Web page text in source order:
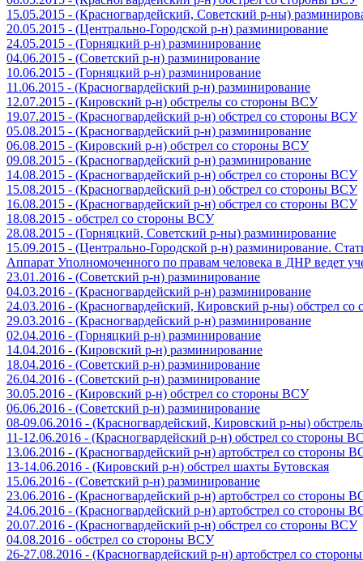
15.05.2015 - (Красногвардейский, Советский р-ны)
20.05.2015 - (Центрально-Городской р-н) разминирование
24.05.2015 - (Горняцкий р-н) разминирование
04.06.2015 - (Советский р-н) разминирование
10.06.2015 - (Горняцкий р-н) разминирование
11.06.2015 - (Красногвардейский р-н) разминирование
12.07.2015 - (Кировский р-н) обстрелы со стороны ВСУ
19.07.2015 - (Красногвардейский р-н) обстрел со стороны ВСУ
05.08.2015 - (Красногвардейский р-н) разминирование
06.08.2015 - (Кировский р-н) обстрел со стороны ВСУ
09.08.2015 - (Красногвардейский р-н) разминирование
14.08.2015 - (Красногвардейский р-н) обстрел со стороны ВСУ
15.08.2015 - (Красногвардейский р-н) обстрел со стороны ВСУ
16.08.2015 - (Красногвардейский р-н) обстрел со стороны ВСУ
18.08.2015 - обстрел со стороны ВСУ
28.08.2015 - (Горняцкий, Советский р-ны) разминирование
15.09.2015 - (Центрально-Городской р-н) разминирование.
Аппарат Уполномоченного по правам человека в ДНР ведет
23.01.2016 - (Советский р-н) разминирование
04.03.2016 - (Красногвардейский р-н) разминирование
24.03.2016 - (Красногвардейский, Кировский р-ны) обстрел
29.03.2016 - (Красногвардейский р-н) разминирование
02.04.2016 - (Горняцкий р-н) разминирование
14.04.2016 - (Кировский р-н) разминирование
18.04.2016 - (Советский р-н) разминирование
26.04.2016 - (Советский р-н) разминирование
30.05.2016 - (Кировский р-н) обстрел со стороны ВСУ
06.06.2016 - (Советский р-н) разминирование
08-09.06.2016 - (Красногвардейский, Кировский р-ны)
11-12.06.2016 - (Красногвардейский р-н) обстрел со стороны
13.06.2016 - (Красногвардейский р-н) артобстрел со стороны
13-14.06.2016 - (Кировский р-н) обстрел шахты Бутовская
15.06.2016 - (Советский р-н) разминирование
23.06.2016 - (Красногвардейский р-н) артобстрел со стороны
24.06.2016 - (Красногвардейский р-н) артобстрел со стороны
20.07.2016 - (Красногвардейский р-н) обстрел со стороны ВСУ
04.08.2016 - обстрел со стороны ВСУ
26-27.08.2016 - (Красногвардейский р-н) артобстрел со